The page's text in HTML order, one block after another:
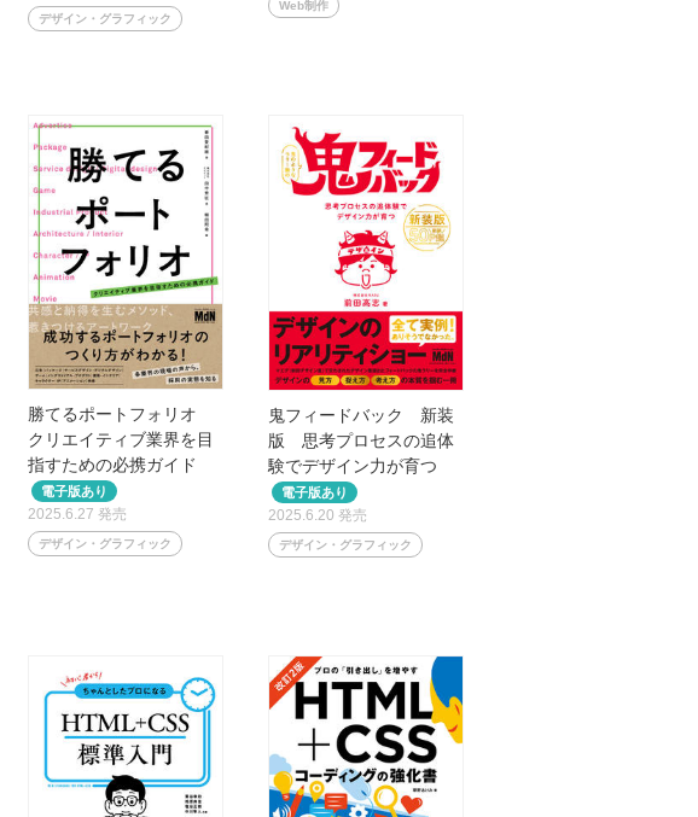
デザイン・グラフィック
Web制作
勝てるポートフォリオ
クリエイティブ業界を目
指すための必携ガイド
2025.6.27 発売
デザイン・グラフィック
鬼フィードバック 新装
版 思考プロセスの追体
験でデザイン力が育つ
2025.6.20 発売
デザイン・グラフィック